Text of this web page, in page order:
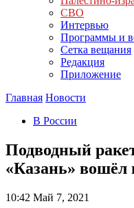
СВО
Интервью
Программы и
Сетка вещания
Редакция
Приложение
Главная Новости
В России
Подводный
«Казань»
10:42 Май 7, 2021